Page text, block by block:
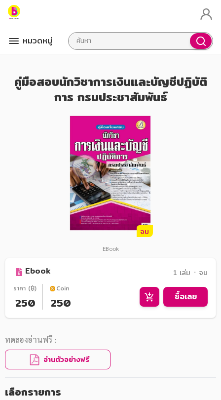
หมวดหมู่
คู่มือสอบนักวิชาการเงินและบัญชีปฏิบัติ
การ กรมประชาสัมพันธ์
จบ
EBook
Ebook 1 เล่ม ᛫ จบ
ราคา (฿)
250
Coin
250 ซื้อเลย
ทดลองอ่านฟรี :
อ่านตัวอย่างฟรี
เลือกรายการ